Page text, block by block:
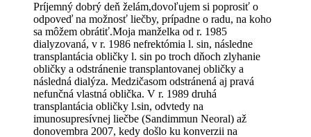
Príjemný dobrý deň želám,dovoľujem si poprosiť o
odpoveď na možnosť liečby, prípadne o radu, na koho
sa môžem obrátiť.Moja manželka od r. 1985
dialyzovaná, v r. 1986 nefrektómia l. sin, následne
transplantácia obličky l. sin po troch dňoch zlyhanie
obličky a odstránenie transplantovanej obličky a
následná dialýza. Medzičasom odstránená aj pravá
nefunčná vlastná oblička. V r. 1989 druhá
transplantácia obličky l.sin, odvtedy na
imunosupresívnej liečbe (Sandimmun Neoral) až
donovembra 2007, kedy došlo ku konverzii na